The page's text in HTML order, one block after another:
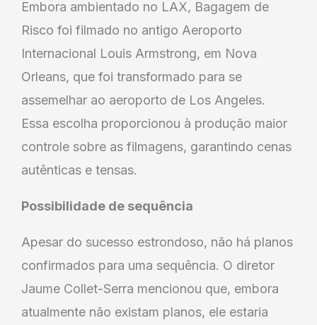
Embora ambientado no LAX, Bagagem de
Risco foi filmado no antigo Aeroporto
Internacional Louis Armstrong, em Nova
Orleans, que foi transformado para se
assemelhar ao aeroporto de Los Angeles.
Essa escolha proporcionou à produção maior
controle sobre as filmagens, garantindo cenas
autênticas e tensas.
Possibilidade de sequência
Apesar do sucesso estrondoso, não há planos
confirmados para uma sequência. O diretor
Jaume Collet-Serra mencionou que, embora
atualmente não existam planos, ele estaria